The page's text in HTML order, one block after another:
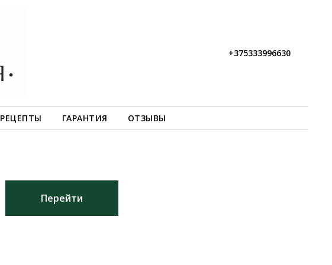
+375333996630
РЕЦЕПТЫ ГАРАНТИЯ ОТЗЫВЫ
Перейти